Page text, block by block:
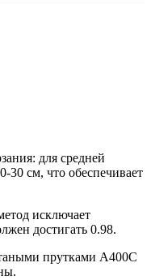
для средней
см, что обеспечивает
исключает
достигать 0.98.
прутками А400С